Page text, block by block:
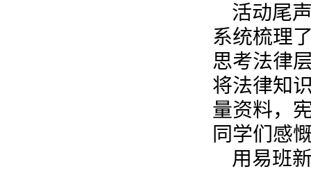
活动尾
系统梳理
思考法律
将法律知
量资料，
同学们感
用易班